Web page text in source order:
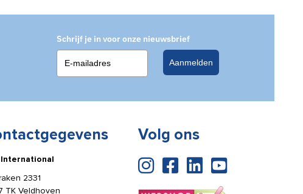
Schrijf je in voor onze nieuwsbrief
Aanmelden
International
2331
TK Veldhoven
Volg ons